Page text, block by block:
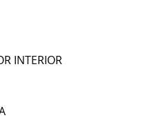
INTERIOR